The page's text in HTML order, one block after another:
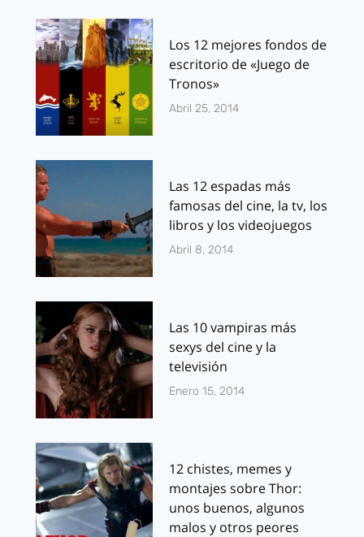
Los 12 mejores fondos de
escritorio de «Juego de
Tronos»
Abril 25, 2014
Las 12 espadas más
famosas del cine, la tv, los
libros y los videojuegos
Abril 8, 2014
Las 10 vampiras más
sexys del cine y la
televisión
Enero 15, 2014
12 chistes, memes y
montajes sobre Thor:
unos buenos, algunos
malos y otros peores